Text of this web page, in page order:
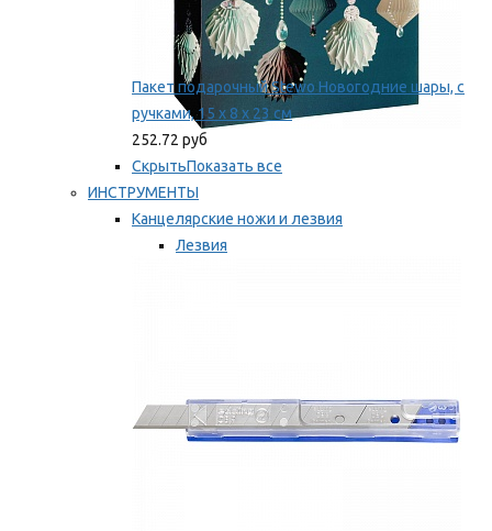
Пакет подарочный Stewo Новогодние шары, с
ручками, 15 х 8 х 23 см
252.72 руб
СкрытьПоказать все
ИНСТРУМЕНТЫ
Канцелярские ножи и лезвия
Лезвия